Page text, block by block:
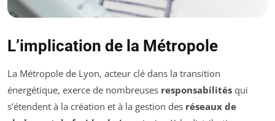
L’implication de la Métropole
La Métropole de Lyon, acteur clé dans la transition
énergétique, exerce de nombreuses responsabilités qui
s’étendent à la création et à la gestion des réseaux de